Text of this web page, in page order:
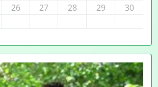
26 27 28 29
30